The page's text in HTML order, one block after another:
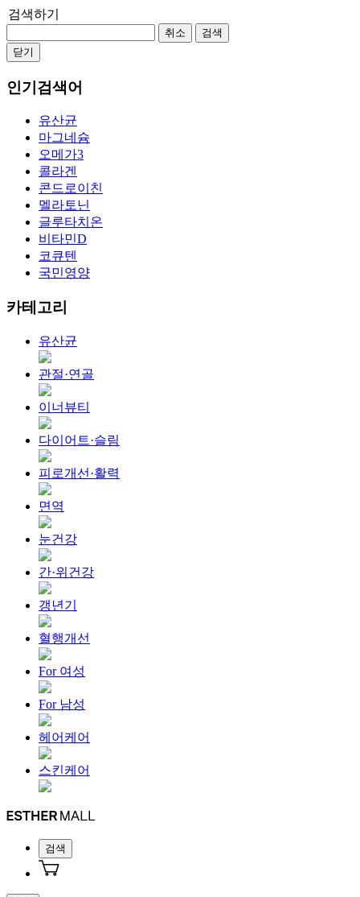
검색하기
취소
검색
닫기
인기검색어
유산균
마그네슘
오메가3
콜라겐
콘드로이친
멜라토닌
글루타치온
비타민D
코큐텐
국민영양
카테고리
유산균
관절·연골
이너뷰티
다이어트·슬림
피로개선·활력
면역
눈건강
간·위건강
갱년기
혈행개선
For 여성
For 남성
헤어케어
스킨케어
검색